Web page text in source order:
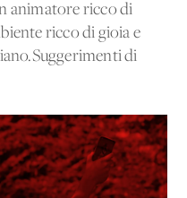
animatore ricco di
ricco di gioia e
di